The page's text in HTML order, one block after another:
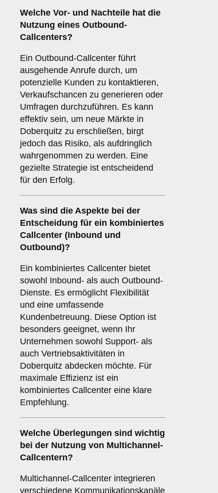
Welche Vor- und Nachteile hat die
Nutzung eines Outbound-
Callcenters?
Ein Outbound-Callcenter führt
ausgehende Anrufe durch, um
potenzielle Kunden zu kontaktieren,
Verkaufschancen zu generieren oder
Umfragen durchzuführen. Es kann
effektiv sein, um neue Märkte in
Doberquitz zu erschließen, birgt
jedoch das Risiko, als aufdringlich
wahrgenommen zu werden. Eine
gezielte Strategie ist entscheidend
für den Erfolg.
Was sind die Aspekte bei der
Entscheidung für ein kombiniertes
Callcenter (Inbound und
Outbound)?
Ein kombiniertes Callcenter bietet
sowohl Inbound- als auch Outbound-
Dienste. Es ermöglicht Flexibilität
und eine umfassende
Kundenbetreuung. Diese Option ist
besonders geeignet, wenn Ihr
Unternehmen sowohl Support- als
auch Vertriebsaktivitäten in
Doberquitz abdecken möchte. Für
maximale Effizienz ist ein
kombiniertes Callcenter eine klare
Empfehlung.
Welche Überlegungen sind wichtig
bei der Nutzung von Multichannel-
Callcentern?
Multichannel-Callcenter integrieren
verschiedene Kommunikationskanäle